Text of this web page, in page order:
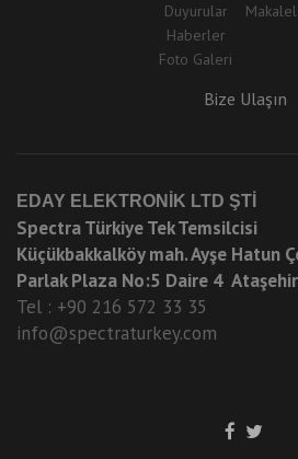
Duyurular
Haberler
Foto Galeri
Bize Ulaşın
EDAY ELEKTRONİK LTD ŞTİ
Spectra Türkiye Tek Temsilcisi
Küçükbakkalköy mah. Ayşe Hatun
Parlak Plaza No:5 Daire 4
Tel : +90 216 572 33 35
info@spectraturkey.com